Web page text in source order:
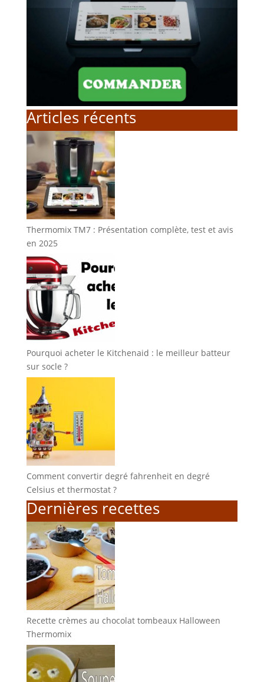
Articles récents
Thermomix TM7 : Présentation complète, test et avis
en 2025
Pourquoi acheter le Kitchenaid : le meilleur batteur
sur socle ?
Comment convertir degré fahrenheit en degré
Celsius et thermostat ?
Dernières recettes
Recette crèmes au chocolat tombeaux Halloween
Thermomix